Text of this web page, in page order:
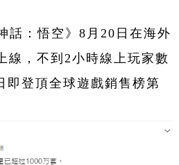
話：悟空》8月20日在海外
線，不到2小時線上玩家數
即登頂全球遊戲銷售榜第